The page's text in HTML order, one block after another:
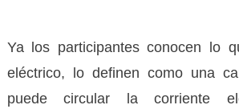
Ya los participantes conocen lo
eléctrico, lo definen como una
puede circular la corriente